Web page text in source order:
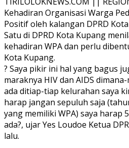
Kehadiran Organisasi Warga
Positif oleh kalangan DPRD
Satu di DPRD Kota Kupang
kehadiran WPA dan perlu
Kota Kupang.
? Saya pikir ini hal yang bagus
maraknya HIV dan AIDS
ada ditiap-tiap kelurahan saya
harap jangan sepuluh saja
yang memiliki WPA) saya harap
ada?, ujar Yes Loudoe Ketua
lalu.